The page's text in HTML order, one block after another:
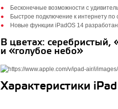
Бесконечные возможности с
Быстрое подключение к интернету
Новые функции iPadOS 14
В цветах: серебристый,
и «голубое небо»
Характеристики